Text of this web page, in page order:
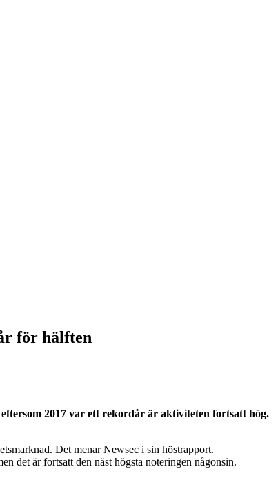
för hälften
2017 var ett rekordår är aktiviteten fortsatt hög.
Det menar Newsec i sin höstrapport.
det är fortsatt den näst högsta noteringen någonsin.